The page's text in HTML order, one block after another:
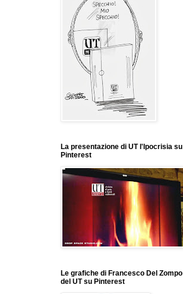
La presentazione di UT l'Ipocrisia su
Pinterest
Le grafiche di Francesco Del Zompo
del UT su Pinterest